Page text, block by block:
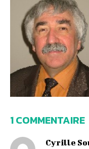
1 COMMENTAIRE
Cyrille